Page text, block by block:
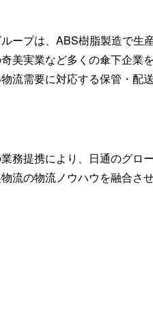
ープは、ABS樹脂製造で生
美実業など多くの傘下企業
流需要に対応する保管・配
務提携により、日通のグロ
流の物流ノウハウを融合さ